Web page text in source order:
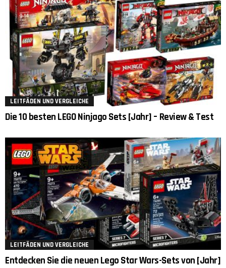
LEITFÄDEN UND VERGLEICHE
Die 10 besten LEGO Ninjago Sets [Jahr] – Review & Test
LEITFÄDEN UND VERGLEICHE
Entdecken Sie die neuen Lego Star Wars-Sets von [Jahr]